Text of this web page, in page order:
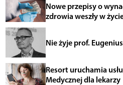
Nowe przepisy o
zdrowia weszły w
Nie żyje prof.
Resort uruchamia
Medycznej dla lekarzy